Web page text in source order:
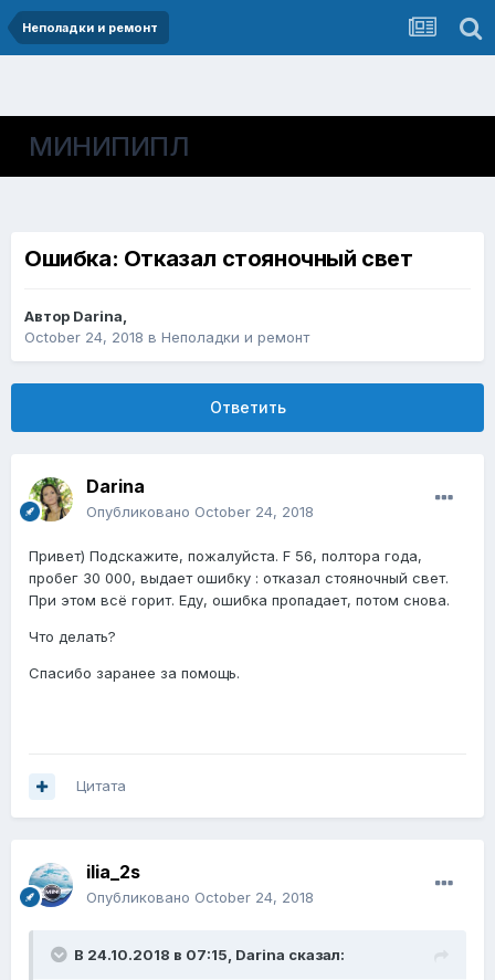
Неполадки и ремонт
МИНИПИПЛ
Ошибка: Отказал стояночный свет
Автор Darina,
October 24, 2018 в Неполадки и ремонт
Ответить
Darina
Опубликовано October 24, 2018
Привет) Подскажите, пожалуйста. F 56, полтора года,
пробег 30 000, выдает ошибку : отказал стояночный свет.
При этом всё горит. Еду, ошибка пропадает, потом снова.
Что делать?
Спасибо заранее за помощь.
Цитата
ilia_2s
Опубликовано October 24, 2018
В 24.10.2018 в 07:15, Darina сказал: